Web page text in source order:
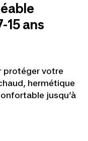
15 ans
protéger votre
hermétique
jusqu’à